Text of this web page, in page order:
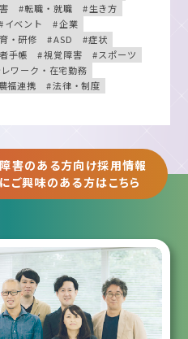
転職・就職
生き方
イベント
企業
・研修 ASD
症状
手帳 視覚障害
スポーツ
レワーク・在宅勤務
農福連携
法律・制度
害のある方向け採用情報
ご興味のある方はこちら